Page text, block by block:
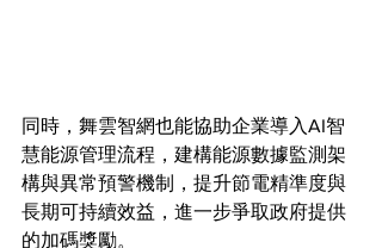
同時，舞雲智網也能協助企業導入AI智
慧能源管理流程，建構能源數據監測架
構與異常預警機制，提升節電精準度與
長期可持續效益，進一步爭取政府提供
的加碼獎勵。